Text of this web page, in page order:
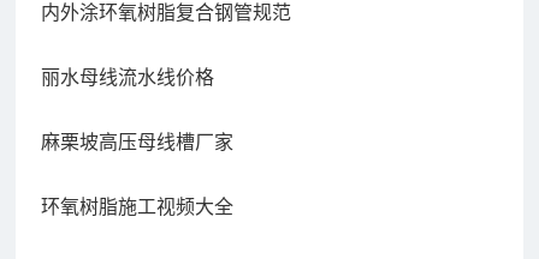
内外涂环氧树脂复合钢管规范
丽水母线流水线价格
麻栗坡高压母线槽厂家
环氧树脂施工视频大全